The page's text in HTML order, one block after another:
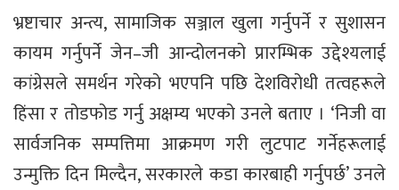
भ्रष्टाचार अन्त्य, सामाजिक सञ्जाल खुला गर्नुपर्ने र सुशासन
कायम गर्नुपर्ने जेन–जी आन्दोलनको प्रारम्भिक उद्देश्यलाई
कांग्रेसले समर्थन गरेको भएपनि पछि देशविरोधी तत्वहरूले
हिंसा र तोडफोड गर्नु अक्षम्य भएको उनले बताए । ‘निजी वा
सार्वजनिक सम्पत्तिमा आक्रमण गरी लुटपाट गर्नेहरूलाई
उन्मुक्ति दिन मिल्दैन, सरकारले कडा कारबाही गर्नुपर्छ’ उनले